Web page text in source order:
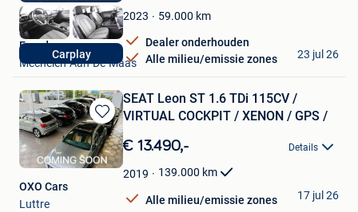
Favorieten
Carplay
2023 59.000 km
Dealer onderhouden
Alle milieu/emissie zones
Eurodecars
Mechelen-Aan-De-Maas
23 jul 26
Bewaren
in
Mijn
Favorieten
SEAT Leon ST 1.6 TDi 115CV /
VIRTUAL COCKPIT / XENON / GPS /
€ 13.490,- Details
2019 139.000 km
Alle milieu/emissie zones
OXO Cars
Luttre
17 jul 26